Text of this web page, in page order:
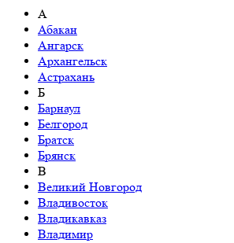
А
Абакан
Ангарск
Архангельск
Астрахань
Б
Барнаул
Белгород
Братск
Брянск
В
Великий Новгород
Владивосток
Владикавказ
Владимир